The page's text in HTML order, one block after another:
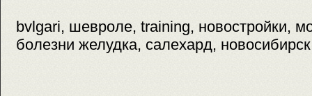
bvlgari, шевроле, training, новостройки,
болезни желудка, салехард,